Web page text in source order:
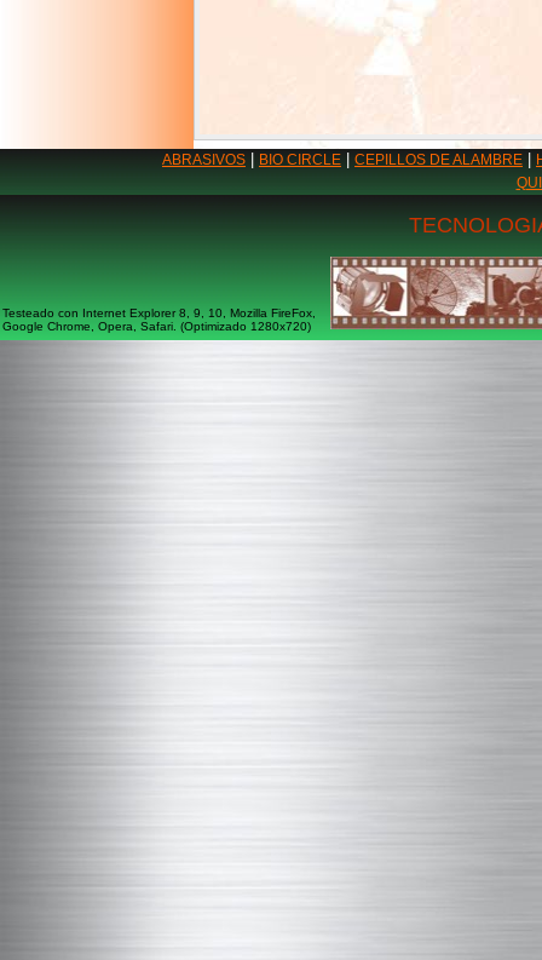
ABRASIVOS BIO CIRCLE CEPILLOS DE ALAMBRE
Testeado con Internet Explorer 8, 9, 10, Mozilla FireFox,
Google Chrome, Opera, Safari. (Optimizado 1280x720)